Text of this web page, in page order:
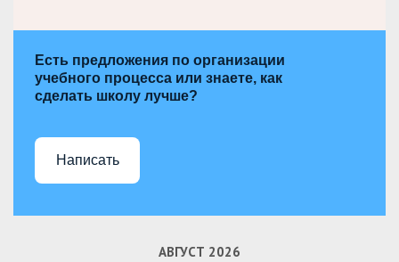
Есть предложения по организации
учебного процесса или знаете, как
сделать школу лучше?
Написать
АВГУСТ 2026